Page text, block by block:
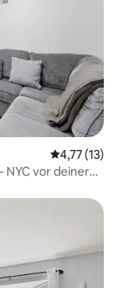
4,77 (13)
NYC vor deiner